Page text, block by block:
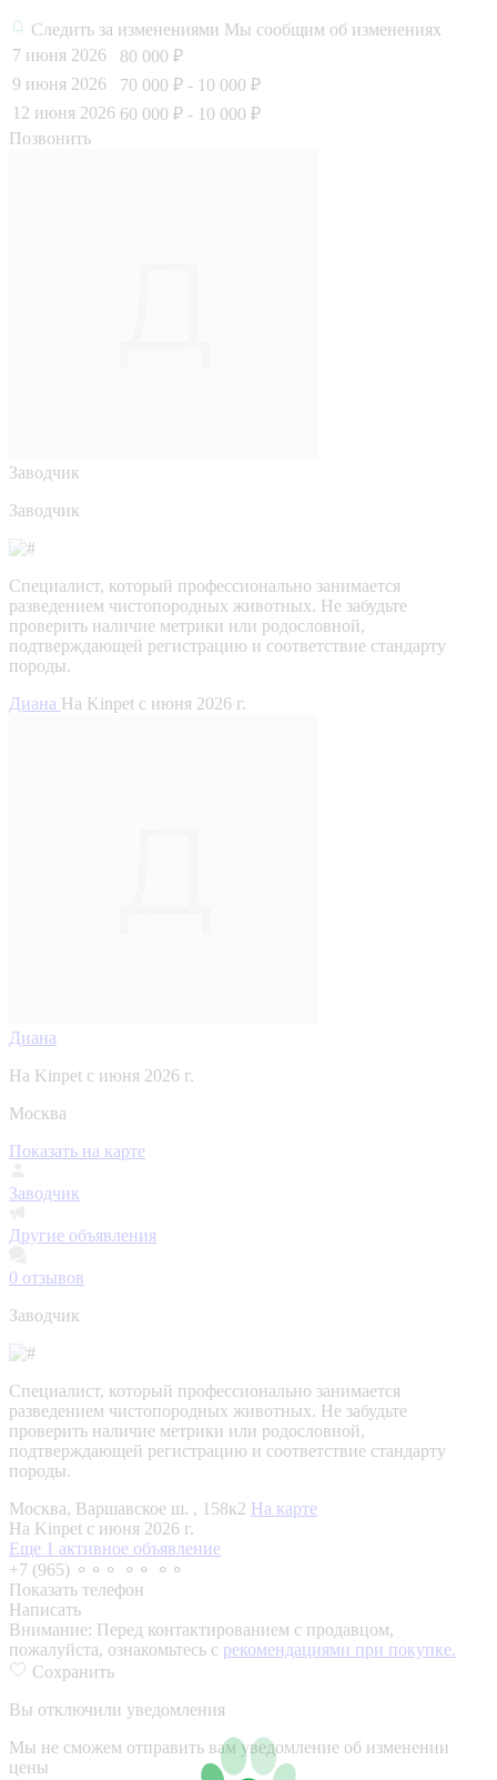
Следить за изменениями Мы сообщим об изменениях
7 июня 2026
80 000 ₽
9 июня 2026
70 000 ₽ - 10 000 ₽
12 июня 2026 60 000 ₽ - 10 000 ₽
Позвонить
Заводчик
Заводчик
Специалист, который профессионально занимается
разведением чистопородных животных. Не забудьте
проверить наличие метрики или родословной,
подтверждающей регистрацию и соответствие стандарту
породы.
Диана На Kinpet c июня 2026 г.
Диана
На Kinpet c июня 2026 г.
Москва
Показать на карте
Заводчик
Другие объявления
0 отзывов
Заводчик
Специалист, который профессионально занимается
разведением чистопородных животных. Не забудьте
проверить наличие метрики или родословной,
подтверждающей регистрацию и соответствие стандарту
породы.
Москва, Варшавское ш. , 158к2 На карте
На Kinpet c июня 2026 г.
Еще 1 активное объявление
+7 (965) ⚬⚬⚬ ⚬⚬ ⚬⚬
Показать телефон
Написать
Внимание: Перед контактированием с продавцом,
пожалуйста, ознакомьтесь с рекомендациями при покупке.
Сохранить
Вы отключили уведомления
Мы не сможем отправить вам уведомление об изменении
цены